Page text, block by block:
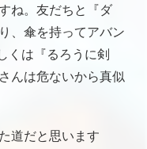
ね。友だちと『ダ
、傘を持ってアバン
くは『るろうに剣
んは危ないから真似
道だと思います